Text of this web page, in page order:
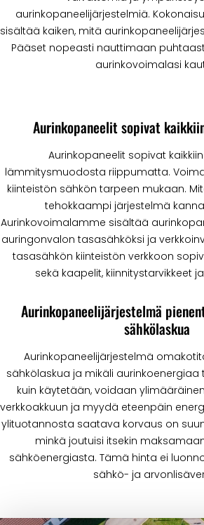
aurinkopaneelijärjestelmiä.
sisältää kaiken, mitä
Pääset nopeasti nauttimaan
aurinkovoimalasi
Aurinkopaneelit sopivat
Aurinkopaneelit sopivat
lämmitysmuodosta riippumatta.
kiinteistön sähkön tarpeen mukaan.
tehokkaampi järjestelmä
Aurinkovoimalamme sisältää
auringonvalon tasasähköksi ja
tasasähkön kiinteistön verkkoon
sekä kaapelit, kiinnitystarvikkeet
Aurinkopaneelijärjestelmä
sähkölaskua
Aurinkopaneelijärjestelmä
sähkölaskua ja mikäli
kuin käytetään, voidaan
verkkoakkuun ja myydä eteenpäin
ylituotannosta saatava korvaus on
minkä joutuisi itsekin
sähköenergiasta. Tämä hinta ei
sähkö- ja